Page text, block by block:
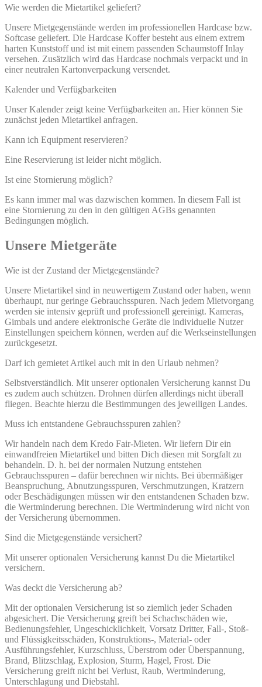
Wie werden die Mietartikel geliefert?
Unsere Mietgegenstände werden im professionellen Hardcase bzw.
Softcase geliefert. Die Hardcase Koffer besteht aus einem extrem
harten Kunststoff und ist mit einem passenden Schaumstoff Inlay
versehen. Zusätzlich wird das Hardcase nochmals verpackt und in
einer neutralen Kartonverpackung versendet.
Kalender und Verfügbarkeiten
Unser Kalender zeigt keine Verfügbarkeiten an. Hier können Sie
zunächst jeden Mietartikel anfragen.
Kann ich Equipment reservieren?
Eine Reservierung ist leider nicht möglich.
Ist eine Stornierung möglich?
Es kann immer mal was dazwischen kommen. In diesem Fall ist
eine Stornierung zu den in den gültigen AGBs genannten
Bedingungen möglich.
Unsere Mietgeräte
Wie ist der Zustand der Mietgegenstände?
Unsere Mietartikel sind in neuwertigem Zustand oder haben, wenn
überhaupt, nur geringe Gebrauchsspuren. Nach jedem Mietvorgang
werden sie intensiv geprüft und professionell gereinigt. Kameras,
Gimbals und andere elektronische Geräte die individuelle Nutzer
Einstellungen speichern können, werden auf die Werkseinstellungen
zurückgesetzt.
Darf ich gemietet Artikel auch mit in den Urlaub nehmen?
Selbstverständlich. Mit unserer optionalen Versicherung kannst Du
es zudem auch schützen. Drohnen dürfen allerdings nicht überall
fliegen. Beachte hierzu die Bestimmungen des jeweiligen Landes.
Muss ich entstandene Gebrauchsspuren zahlen?
Wir handeln nach dem Kredo Fair-Mieten. Wir liefern Dir ein
einwandfreien Mietartikel und bitten Dich diesen mit Sorgfalt zu
behandeln. D. h. bei der normalen Nutzung entstehen
Gebrauchsspuren – dafür berechnen wir nichts. Bei übermäßiger
Beanspruchung, Abnutzungsspuren, Verschmutzungen, Kratzern
oder Beschädigungen müssen wir den entstandenen Schaden bzw.
die Wertminderung berechnen. Die Wertminderung wird nicht von
der Versicherung übernommen.
Sind die Mietgegenstände versichert?
Mit unserer optionalen Versicherung kannst Du die Mietartikel
versichern.
Was deckt die Versicherung ab?
Mit der optionalen Versicherung ist so ziemlich jeder Schaden
abgesichert. Die Versicherung greift bei Schachschäden wie,
Bedienungsfehler, Ungeschicklichkeit, Vorsatz Dritter, Fall-, Stoß-
und Flüssigkeitsschäden, Konstruktions-, Material- oder
Ausführungsfehler, Kurzschluss, Überstrom oder Überspannung,
Brand, Blitzschlag, Explosion, Sturm, Hagel, Frost. Die
Versicherung greift nicht bei Verlust, Raub, Wertminderung,
Unterschlagung und Diebstahl.